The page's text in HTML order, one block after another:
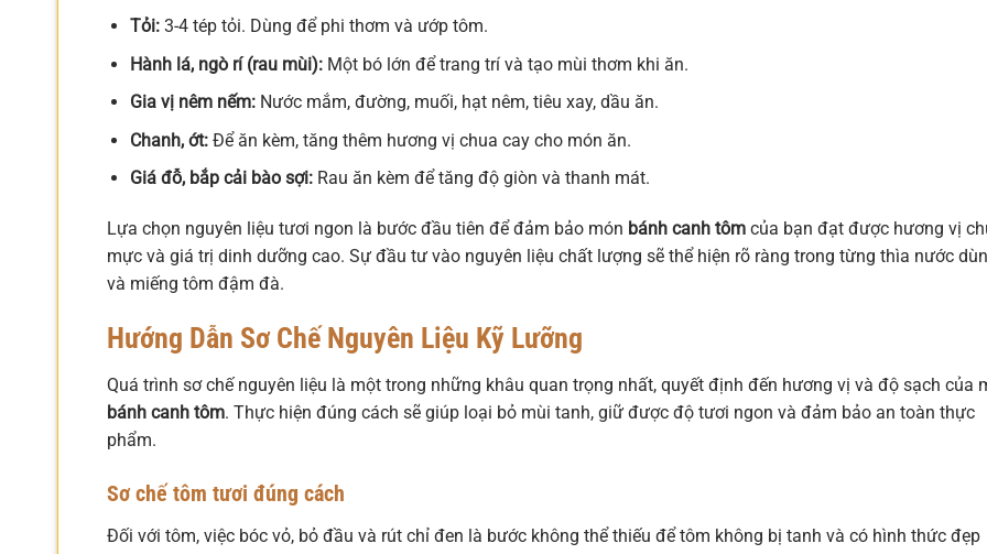
Tỏi:3-4 tép tỏi. Dùng để phi thơm và ướp tôm.
Hành lá, ngò rí (rau mùi):Một bó lớn để trang trí và tạo mùi thơm khi ăn.
Gia vị nêm nếm:Nước mắm, đường, muối, hạt nêm, tiêu xay, dầu ăn.
Chanh, ớt:Để ăn kèm, tăng thêm hương vị chua cay cho món ăn.
Giá đỗ, bắp cải bào sợi:Rau ăn kèm để tăng độ giòn và thanh mát.
Lựa chọn nguyên liệu tươi ngon là bước đầu tiên để đảm bảo món bánh canh tôm của bạn đạt được hương vị
mực và giá trị dinh dưỡng cao. Sự đầu tư vào nguyên liệu chất lượng sẽ thể hiện rõ ràng trong từng thìa nước
và miếng tôm đậm đà.
Hướng Dẫn Sơ Chế Nguyên Liệu Kỹ Lưỡng
Quá trình sơ chế nguyên liệu là một trong những khâu quan trọng nhất, quyết định đến hương vị và độ sạch của
bánh canh tôm. Thực hiện đúng cách sẽ giúp loại bỏ mùi tanh, giữ được độ tươi ngon và đảm bảo an toàn thực
phẩm.
Sơ chế tôm tươi đúng cách
Đối với tôm, việc bóc vỏ, bỏ đầu và rút chỉ đen là bước không thể thiếu để tôm không bị tanh và có hình thức đẹp